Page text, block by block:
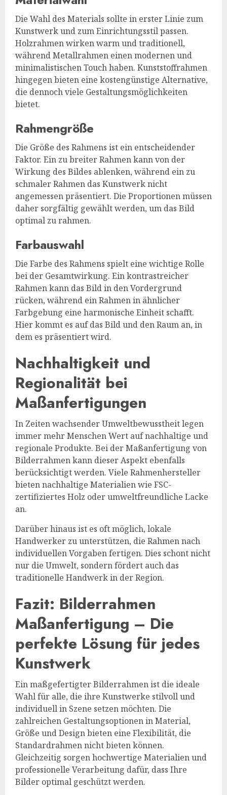
Die Wahl des Materials sollte in erster Linie zum
Kunstwerk und zum Einrichtungsstil passen.
Holzrahmen wirken warm und traditionell,
während Metallrahmen einen modernen und
minimalistischen Touch haben. Kunststoffrahmen
hingegen bieten eine kostengünstige Alternative,
die dennoch viele Gestaltungsmöglichkeiten
bietet.
Rahmengröße
Die Größe des Rahmens ist ein entscheidender
Faktor. Ein zu breiter Rahmen kann von der
Wirkung des Bildes ablenken, während ein zu
schmaler Rahmen das Kunstwerk nicht
angemessen präsentiert. Die Proportionen müssen
daher sorgfältig gewählt werden, um das Bild
optimal zu rahmen.
Farbauswahl
Die Farbe des Rahmens spielt eine wichtige Rolle
bei der Gesamtwirkung. Ein kontrastreicher
Rahmen kann das Bild in den Vordergrund
rücken, während ein Rahmen in ähnlicher
Farbgebung eine harmonische Einheit schafft.
Hier kommt es auf das Bild und den Raum an, in
dem es präsentiert wird.
Nachhaltigkeit und
Regionalität bei
Maßanfertigungen
In Zeiten wachsender Umweltbewusstheit legen
immer mehr Menschen Wert auf nachhaltige und
regionale Produkte. Bei der Maßanfertigung von
Bilderrahmen kann dieser Aspekt ebenfalls
berücksichtigt werden. Viele Rahmenhersteller
bieten nachhaltige Materialien wie FSC-
zertifiziertes Holz oder umweltfreundliche Lacke
an.
Darüber hinaus ist es oft möglich, lokale
Handwerker zu unterstützen, die Rahmen nach
individuellen Vorgaben fertigen. Dies schont nicht
nur die Umwelt, sondern fördert auch das
traditionelle Handwerk in der Region.
Fazit: Bilderrahmen
Maßanfertigung – Die
perfekte Lösung für jedes
Kunstwerk
Ein maßgefertigter Bilderrahmen ist die ideale
Wahl für alle, die ihre Kunstwerke stilvoll und
individuell in Szene setzen möchten. Die
zahlreichen Gestaltungsoptionen in Material,
Größe und Design bieten eine Flexibilität, die
Standardrahmen nicht bieten können.
Gleichzeitig sorgen hochwertige Materialien und
professionelle Verarbeitung dafür, dass Ihre
Bilder optimal geschützt werden.